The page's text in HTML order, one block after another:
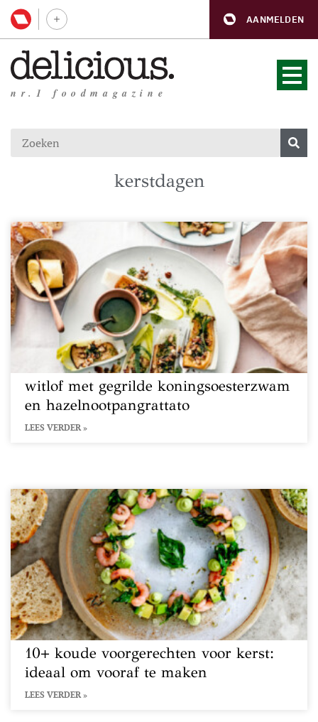
AANMELDEN
nr.1 foodmagazine
kerstdagen
witlof met gegrilde koningsoesterzwam
en hazelnootpangrattato
LEES VERDER »
10+ koude voorgerechten voor kerst:
ideaal om vooraf te maken
LEES VERDER »